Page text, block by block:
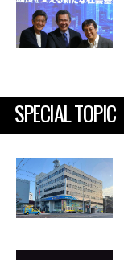
SPECIAL TOPIC